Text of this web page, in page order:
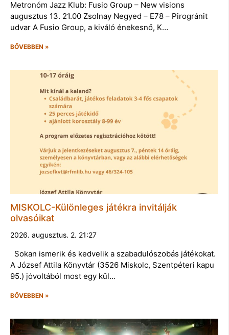
Metronóm Jazz Klub: Fusio Group – New visions
augusztus 13. 21.00 Zsolnay Negyed – E78 – Pirogránit
udvar A Fusio Group, a kiváló énekesnő, K…
BŐVEBBEN »
MISKOLC-Különleges játékra invitálják
olvasóikat
2026. augusztus. 2. 21:27
Sokan ismerik és kedvelik a szabadulószobás játékokat.
A József Attila Könyvtár (3526 Miskolc, Szentpéteri kapu
95.) jóvoltából most egy kül…
BŐVEBBEN »